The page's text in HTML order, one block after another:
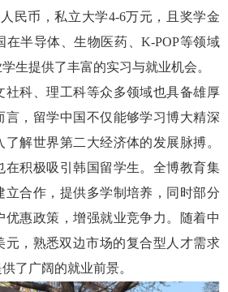
民币，私立大学4-6万元，且奖学金
在半导体、生物医药、K-POP等领域
生提供了丰富的实习与就业机会。
社科、理工科等众多领域也具备雄厚
言，留学中国不仅能够学习博大精深
解世界第二大经济体的发展脉搏。
积极吸引韩国留学生。 全博教育集
立合作，提供多学制培养 ， 同时部分
优惠政策，增强就业竞争力。随着中
元，熟悉双边市场的复合型人才需求
了广阔的就业前景。